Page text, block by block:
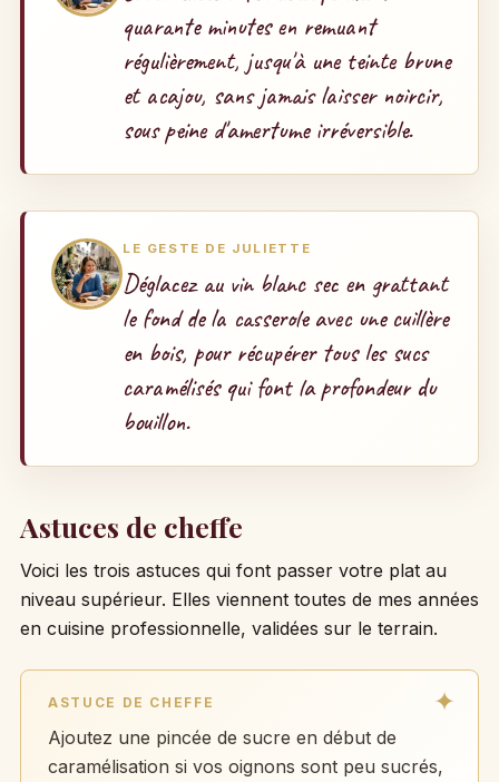
quarante minutes en remuant
régulièrement, jusqu'à une teinte brune
et acajou, sans jamais laisser noircir,
sous peine d'amertume irréversible.
LE GESTE DE JULIETTE
Déglacez au vin blanc sec en grattant
le fond de la casserole avec une cuillère
en bois, pour récupérer tous les sucs
caramélisés qui font la profondeur du
bouillon.
Astuces de cheffe
Voici les trois astuces qui font passer votre plat au
niveau supérieur. Elles viennent toutes de mes années
en cuisine professionnelle, validées sur le terrain.
ASTUCE DE CHEFFE
Ajoutez une pincée de sucre en début de
caramélisation si vos oignons sont peu sucrés,